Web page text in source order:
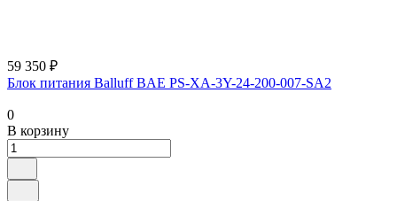
59 350 ₽
Блок питания Balluff BAE PS-XA-3Y-24-200-007-SA2
0
В корзину